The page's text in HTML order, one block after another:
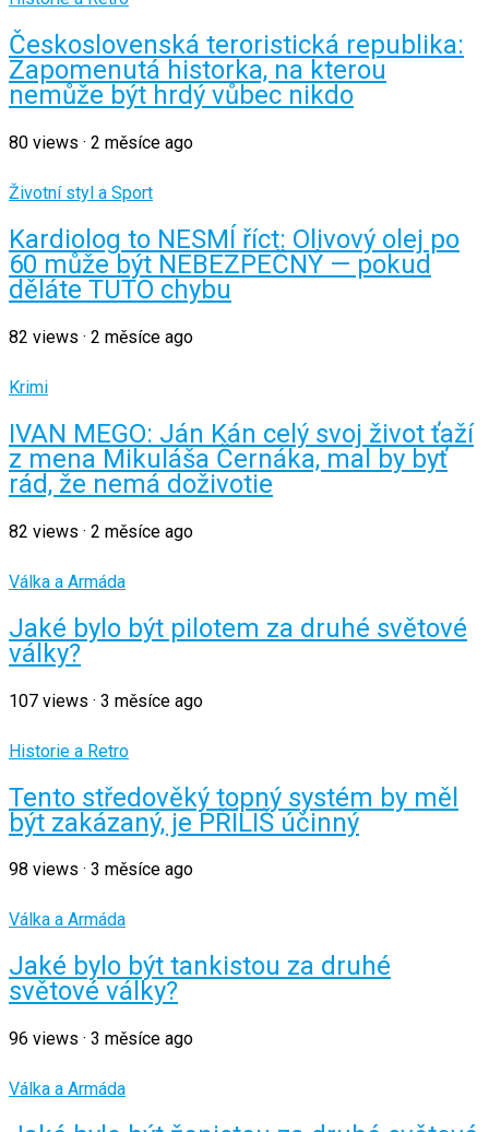
Československá teroristická republika:
Zapomenutá historka, na kterou
nemůže být hrdý vůbec nikdo
80 views · 2 měsíce ago
Životní styl a Sport
Kardiolog to NESMÍ říct: Olivový olej po
60 může být NEBEZPEČNÝ — pokud
děláte TUTO chybu
82 views · 2 měsíce ago
Krimi
IVAN MEGO: Ján Kán celý svoj život ťaží
z mena Mikuláša Černáka, mal by byť
rád, že nemá doživotie
82 views · 2 měsíce ago
Válka a Armáda
Jaké bylo být pilotem za druhé světové
války?
107 views · 3 měsíce ago
Historie a Retro
Tento středověký topný systém by měl
být zakázaný, je PŘÍLIŠ účinný
98 views · 3 měsíce ago
Válka a Armáda
Jaké bylo být tankistou za druhé
světové války?
96 views · 3 měsíce ago
Válka a Armáda